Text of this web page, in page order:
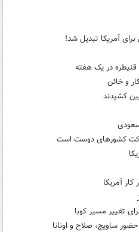
آمریکا تبدیل شد!
و خائن
کشیدند
کشورهای دوست است
کار آمریکا
تغییر مسیر کوبا
ساویچ، صلاح و اونانا